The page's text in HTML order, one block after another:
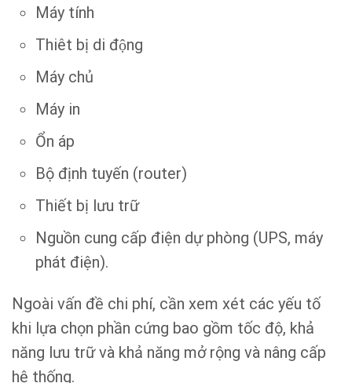
Máy tính
Thiêt bị di động
Máy chủ
Máy in
Ổn áp
Bộ định tuyến (router)
Thiết bị lưu trữ
Nguồn cung cấp điện dự phòng (UPS, máy
phát điện).
Ngoài vấn đề chi phí, cần xem xét các yếu tố
khi lựa chọn phần cứng bao gồm tốc độ, khả
năng lưu trữ và khả năng mở rộng và nâng cấp
hệ thống.